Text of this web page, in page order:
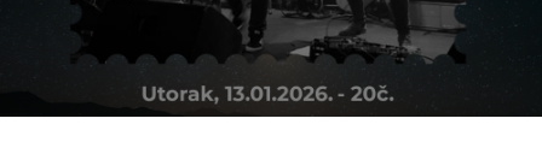
KONTAKT